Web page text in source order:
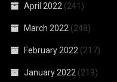
April 2022 (241)
March 2022 (248)
February 2022 (217)
January 2022 (219)